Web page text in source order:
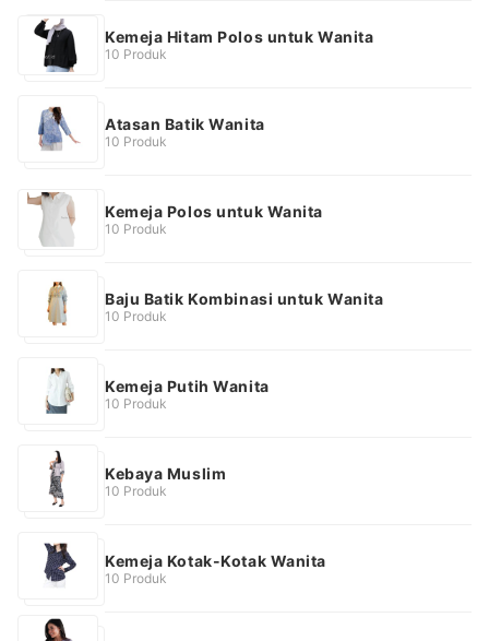
Kemeja Hitam Polos untuk Wanita
10 Produk
Atasan Batik Wanita
10 Produk
Kemeja Polos untuk Wanita
10 Produk
Baju Batik Kombinasi untuk Wanita
10 Produk
Kemeja Putih Wanita
10 Produk
Kebaya Muslim
10 Produk
Kemeja Kotak-Kotak Wanita
10 Produk